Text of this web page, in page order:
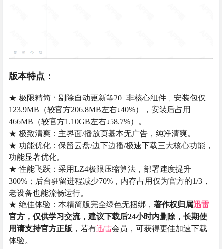
版本特点：
★ 极限精简：剔除自动更新等20+非核心组件，安装包仅
123.9MB（较官方206.8MB左右↓40%），安装后占用
466MB（较官方1.10GB左右↓58.7%）。
★ 极致清爽：主界面/播放页基本无广告，纯净清爽。
★ 功能优化：保留云盘/边下边播/极速下载三大核心功能，
功能显著优化。
★ 性能飞跃：采用LZ4极限压缩算法，部署速度提升
300%；后台驻留进程减少70%，内存占用仅为官方的1/3，
老设备也能流畅运行。
★ 绝佳体验：本精简版完全绿色无捆绑， 著作权归属迅雷
官方，仅供学习交流，建议下载后24小时内删除，长期使
用请支持官方正版 ，若有迅雷会员，可获得更佳加速下载
体验。